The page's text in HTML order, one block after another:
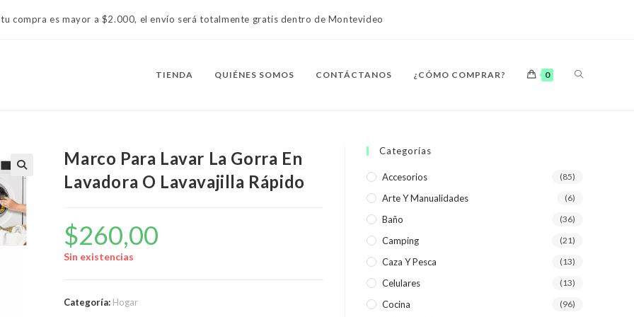
compra es mayor a $2.000, el envío será totalmente gratis dentro de Montevideo
TIENDA QUIÉNES SOMOS CONTÁCTANOS ¿CÓMO COMPRAR? 0 ALTERNAR
DE
LA
Marco Para Lavar La Gorra En
Lavadora O Lavavajilla Rápido
$260,00
Sin existencias
Categoría: Hogar
Categorías
Accesorios (85)
Arte Y Manualidades (6)
Baño (36)
Camping (21)
Caza Y Pesca (13)
Celulares (13)
Cocina (96)